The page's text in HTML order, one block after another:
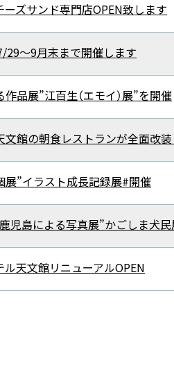
ズサンド専門店OPEN致します
29～9月末まで開催します
品展”江百生（エモイ）展”を開催
文館の朝食レストランが全面改
”イラスト成長記録展#開催
児島による写真展”かごしま犬
天文館リニューアルOPEN